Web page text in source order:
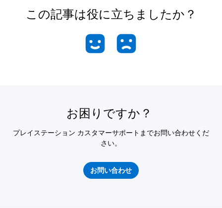
この記事は役に立ちましたか？
お困りですか？
プレイステーション カスタマーサポートまでお問い合わせくだ
さい。
お問い合わせ